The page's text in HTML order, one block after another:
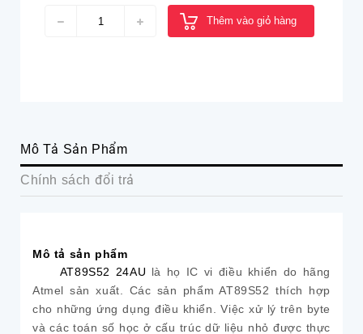
Thêm vào giỏ hàng
Mô Tả Sản Phẩm
Chính sách đổi trả
Mô tả sản phẩm
AT89S52 24AU là họ IC vi điều khiển do hãng
Atmel sản xuất. Các sản phẩm AT89S52 thích hợp
cho những ứng dụng điều khiển. Việc xử lý trên byte
và các toán số học ở cấu trúc dữ liệu nhỏ được thực